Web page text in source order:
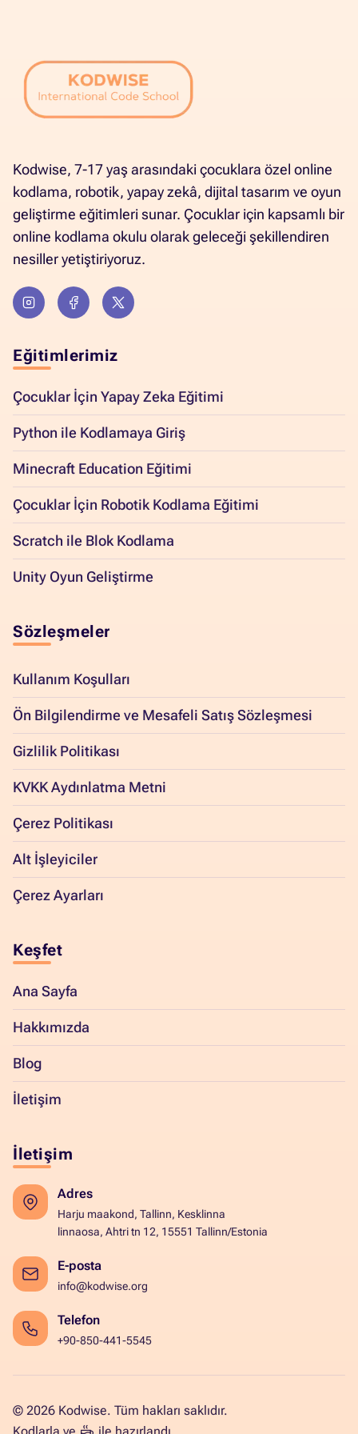
Kodwise, 7-17 yaş arasındaki çocuklara özel online
kodlama, robotik, yapay zekâ, dijital tasarım ve oyun
geliştirme eğitimleri sunar. Çocuklar için kapsamlı bir
online kodlama okulu olarak geleceği şekillendiren
nesiller yetiştiriyoruz.
Eğitimlerimiz
Çocuklar İçin Yapay Zeka Eğitimi
Python ile Kodlamaya Giriş
Minecraft Education Eğitimi
Çocuklar İçin Robotik Kodlama Eğitimi
Scratch ile Blok Kodlama
Unity Oyun Geliştirme
Sözleşmeler
Kullanım Koşulları
Ön Bilgilendirme ve Mesafeli Satış Sözleşmesi
Gizlilik Politikası
KVKK Aydınlatma Metni
Çerez Politikası
Alt İşleyiciler
Çerez Ayarları
Keşfet
Ana Sayfa
Hakkımızda
Blog
İletişim
İletişim
Adres
Harju maakond, Tallinn, Kesklinna
linnaosa, Ahtri tn 12, 15551 Tallinn/Estonia
E-posta
info@kodwise.org
Telefon
+90-850-441-5545
© 2026 Kodwise. Tüm hakları saklıdır.